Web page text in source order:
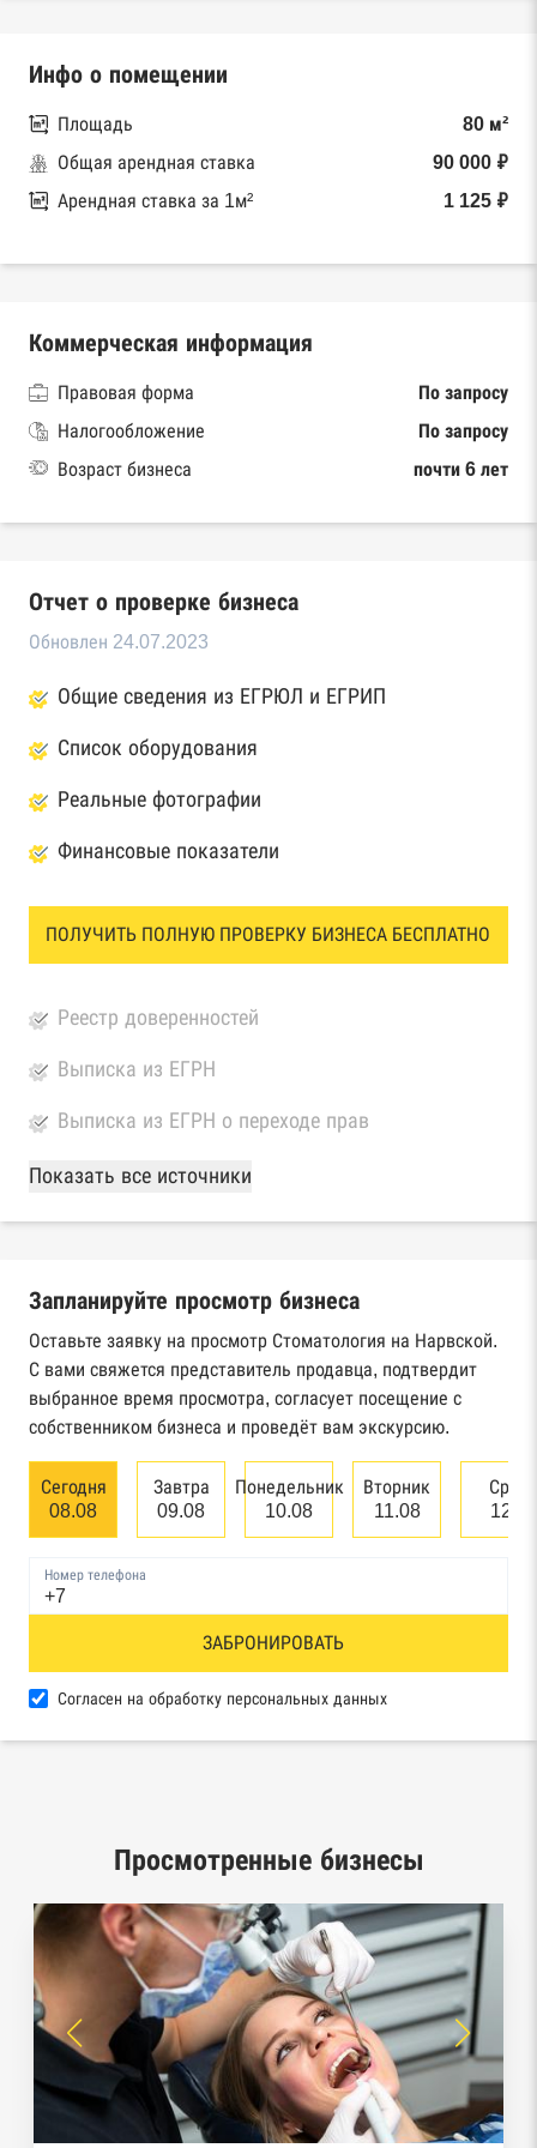
Инфо о помещении
Площадь
80 м²
Общая арендная ставка
90 000 ₽
Арендная ставка за 1м²
1 125 ₽
Коммерческая информация
Правовая форма
По запросу
Налогообложение
По запросу
Возраст бизнеса
почти 6 лет
Отчет о проверке бизнеса
Обновлен 24.07.2023
Общие сведения из ЕГРЮЛ и ЕГРИП
Список оборудования
Реальные фотографии
Финансовые показатели
ПОЛУЧИТЬ ПОЛНУЮ ПРОВЕРКУ БИЗНЕСА БЕСПЛАТНО
Реестр доверенностей
Выписка из ЕГРН
Выписка из ЕГРН о переходе прав
База Росстата
Реестры ЕГРЮЛ и ЕГРИП Федеральной
Реестр государственных контрактов
Федерального казначейства
Картотека арбитражных дел Высшего
арбитражного суда
Единый федеральный реестр сведений о
банкротстве юридических лиц
банкротстве физических лиц
Реестр товарных знаков и знаков обслуживания
Роспатента
Росздравнадзор, Рособрнадзор, Роскомнадзор,
Роспотребнадзор, Росприроднадзор,
Ростехнадзор
Реестр плановых проверок Реестр
недобросовестных поставщиков
Реестры особых адресов ФНС
Показать все источники
Запланируйте просмотр бизнеса
Оставьте заявку на просмотр Стоматология на Нарвской.
С вами свяжется представитель продавца, подтвердит
выбранное время просмотра, согласует посещение с
собственником бизнеса и проведёт вам экскурсию.
Сегодня
08.08
Завтра
09.08
Понедельник
10.08
Вторник
11.08
12.08
Номер телефона
ЗАБРОНИРОВАТЬ
Согласен на обработку персональных данных
Просмотренные бизнесы